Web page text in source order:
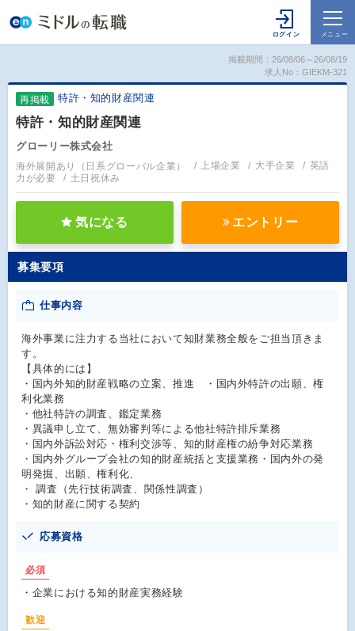
掲載期間：26/08/06～26/08/19
求人No：GIEKM-321
再掲載 特許・知的財産関連
特許・知的財産関連
グローリー株式会社
海外展開あり（日系グローバル企業） 上場企業 大手企業
英語
力が必要
土日祝休み
気になる エントリー
募集要項
仕事内容
海外事業に注力する当社において知財業務全般をご担当頂きま
す。
【具体的には】
・国内外知的財産戦略の立案、推進 ・国内外特許の出願、権
利化業務
・他社特許の調査、鑑定業務
・異議申し立て、無効審判等による他社特許排斥業務
・国内外訴訟対応・権利交渉等、知的財産権の紛争対応業務
・国内外グループ会社の知的財産統括と支援業務・国内外の発
明発掘、出願、権利化、
・ 調査（先行技術調査、関係性調査）
・知的財産に関する契約
応募資格
必須
・企業における知的財産実務経験
歓迎